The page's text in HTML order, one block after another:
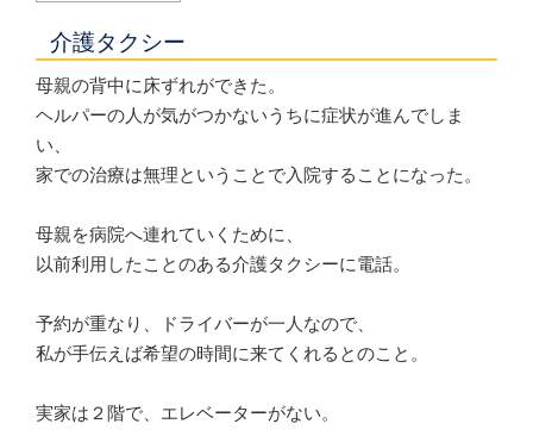
介護タクシー
母親の背中に床ずれができた。
ヘルパーの人が気がつかないうちに症状が進んでしま
い、
家での治療は無理ということで入院することになった。
母親を病院へ連れていくために、
以前利用したことのある介護タクシーに電話。
予約が重なり、ドライバーが一人なので、
私が手伝えば希望の時間に来てくれるとのこと。
実家は２階で、エレベーターがない。